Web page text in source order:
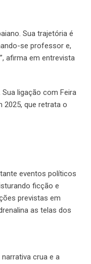
Sua trajetória é
se professor e,
afirma em entrevista
ligação com Feira
2025, que retrata o
eventos políticos
ficção e
previstas em
as telas dos
crua e a